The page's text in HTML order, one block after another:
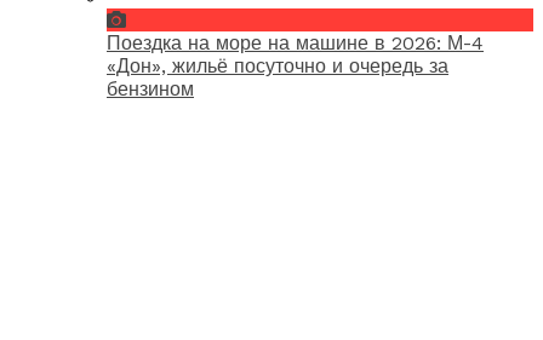
Поездка на море на машине в 2026: М-4
«Дон», жильё посуточно и очередь за
бензином